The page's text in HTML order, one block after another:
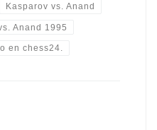
Kasparov vs. Anand
Anand 1995
en chess24.